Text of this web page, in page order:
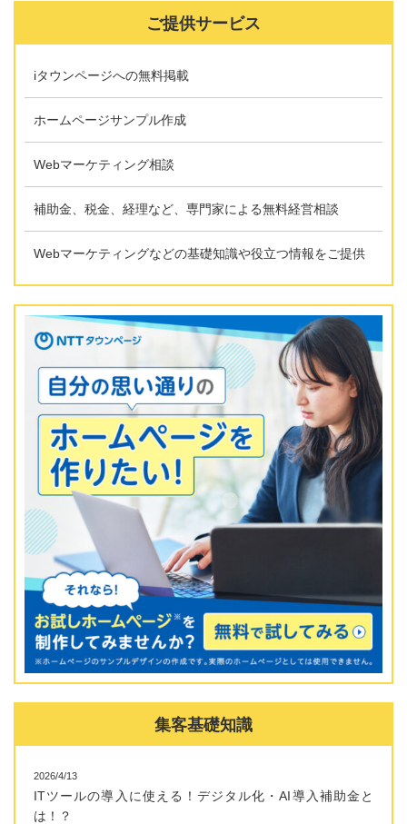
ご提供サービス
iタウンページへの無料掲載
ホームページサンプル作成
Webマーケティング相談
補助金、税金、経理など、専門家による無料経営相談
Webマーケティングなどの基礎知識や役立つ情報をご提供
集客基礎知識
2026/4/13
ITツールの導入に使える！デジタル化・AI導入補助金と
は！？